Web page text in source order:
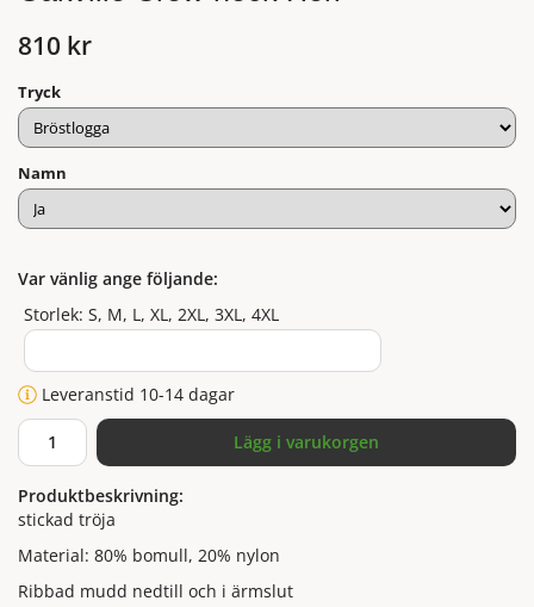
810 kr
Tryck
Namn
Var vänlig ange följande:
Storlek: S, M, L, XL, 2XL, 3XL, 4XL
Leveranstid 10-14 dagar
Lägg i varukorgen
Produktbeskrivning:
stickad tröja
Material: 80% bomull, 20% nylon
Ribbad mudd nedtill och i ärmslut